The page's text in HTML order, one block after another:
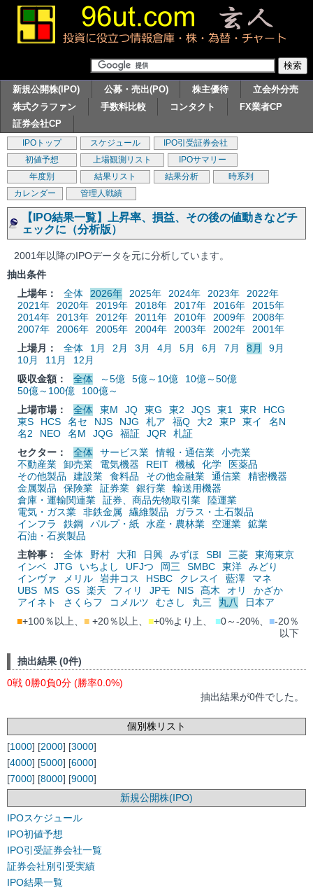
新規公開株(IPO) 公募・売出(PO) 株主優待
立会外分売
株式クラファン
手数料比較 コンタクト
FX業者CP
証券会社CP
IPOトップ スケジュール
IPO引受証券会社
初値予想
上場観測リスト
IPOサマリー
年度別
結果リスト 結果分析
時系列
カレンダー
管理人戦績
【IPO結果一覧】上昇率、損益、その後の値動きなどチ
ェックに（分析版）
2001年以降のIPOデータを元に分析しています。
抽出条件
上場年：
全体 2026年 2025年 2024年 2023年
2022年
2021年
2020年 2019年 2018年 2017年 2016年
2015年
2014年
2013年 2012年 2011年 2010年 2009年
2008年
2007年
2006年 2005年 2004年 2003年 2002年
2001年
上場月：
全体 1月 2月 3月 4月 5月 6月 7月 8月
9月
10月
11月
12月
吸収金額：
全体 ～5億 5億～10億
10億～50億
50億～100億
100億～
上場市場：
全体 東M JQ 東G 東2 JQS 東1 東R
HCG
東S
HCS 名セ NJS NJG 札ア 福Q 大2 東P 東イ
名N
名2
NEO 名M JQG 福証 JQR
札証
セクター：
全体 サービス業 情報・通信業
小売業
不動産業
卸売業 電気機器 REIT 機械 化学
医薬品
その他製品
建設業 食料品 その他金融業 通信業
精密機器
金属製品
保険業 証券業 銀行業
輸送用機器
倉庫・運輸関連業
証券、商品先物取引業
陸運業
電気・ガス業
非鉄金属 繊維製品
ガラス・土石製品
インフラ
鉄鋼 パルプ・紙 水産・農林業 空運業
鉱業
石油・石炭製品
主幹事：
全体 野村 大和 日興 みずほ SBI 三菱
東海東京
インベ
JTG いちよし UFJつ 岡三 SMBC 東洋
みどり
インヴァ
メリル 岩井コス HSBC クレスイ 藍澤
マネ
UBS
MS GS 楽天 フィリ JPモ NIS 髙木 オリ
かざか
アイネト
さくらフ コメルツ むさし 丸三 丸八
日本ア
■+100％以上、 ■ +20％以上、 ■+0%より上、 ■0～-20%、 ■-20％
以下
抽出結果 (0件)
0戦 0勝0負0分 (勝率0.0%)
抽出結果が0件でした。
個別株リスト
[1000] [2000] [3000]
[4000] [5000] [6000]
[7000] [8000] [9000]
新規公開株(IPO)
IPOスケジュール
IPO初値予想
IPO引受証券会社一覧
証券会社別引受実績
IPO結果一覧